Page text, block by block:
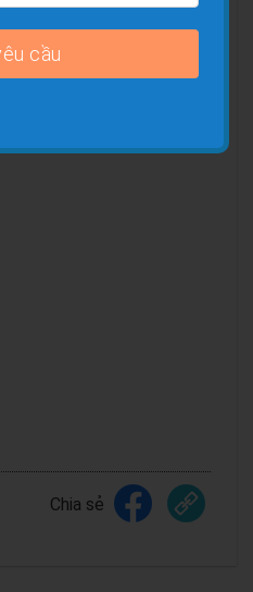
Chia sẻ